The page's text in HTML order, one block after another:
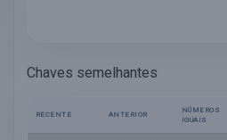
Chaves semelhantes
RECENTE ANTERIOR
NÚMEROS
IGUAIS